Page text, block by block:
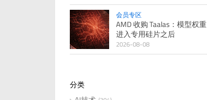
会员专区
AMD 收购 Taalas：模型权重
进入专用硅片之后
2026-08-08
分类